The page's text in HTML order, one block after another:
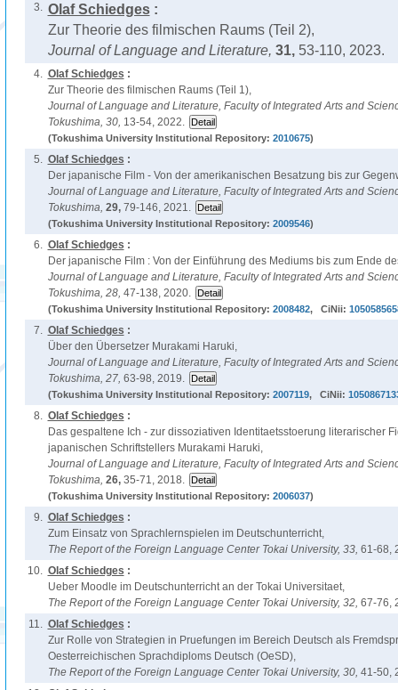
3. Olaf Schiedges:
Zur Theorie des filmischen Raums (Teil 2),
Journal of Language and Literature, 31, 53-110, 2023.
4. Olaf Schiedges :
Zur Theorie des filmischen Raums (Teil 1),
Journal of Language and Literature, Faculty of Integrated Arts and
Tokushima, 30, 13-54, 2022.
(Tokushima University Institutional Repository: 2010675)
5. Olaf Schiedges :
Der japanische Film - Von der amerikanischen Besatzung bis zur
Journal of Language and Literature, Faculty of Integrated Arts and
Tokushima, 29, 79-146, 2021.
(Tokushima University Institutional Repository: 2009546)
6. Olaf Schiedges :
Der japanische Film : Von der Einführung des Mediums bis zum Ende
Journal of Language and Literature, Faculty of Integrated Arts and
Tokushima, 28, 47-138, 2020.
(Tokushima University Institutional Repository: 2008482, CiNii:
7. Olaf Schiedges :
Über den Übersetzer Murakami Haruki,
Journal of Language and Literature, Faculty of Integrated Arts and
Tokushima, 27, 63-98, 2019.
(Tokushima University Institutional Repository: 2007119, CiNii:
8. Olaf Schiedges :
Das gespaltene Ich - zur dissoziativen Identitaetsstoerung literarischer
japanischen Schriftstellers Murakami Haruki,
Journal of Language and Literature, Faculty of Integrated Arts and
Tokushima, 26, 35-71, 2018.
(Tokushima University Institutional Repository: 2006037)
9. Olaf Schiedges :
Zum Einsatz von Sprachlernspielen im Deutschunterricht,
The Report of the Foreign Language Center Tokai University, 33, 61-68,
10. Olaf Schiedges :
Ueber Moodle im Deutschunterricht an der Tokai Universitaet,
The Report of the Foreign Language Center Tokai University, 32, 67-76,
11. Olaf Schiedges :
Zur Rolle von Strategien in Pruefungen im Bereich Deutsch als
Oesterreichischen Sprachdiploms Deutsch (OeSD),
The Report of the Foreign Language Center Tokai University, 30, 41-50,